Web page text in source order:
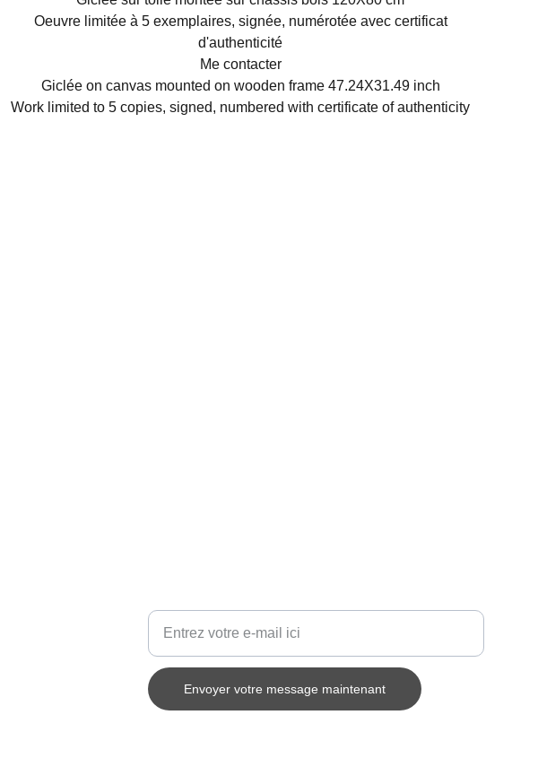
Oeuvre limitée à 5 exemplaires, signée, numérotée avec certificat
d'authenticité
Me contacter
Giclée on canvas mounted on wooden frame 47.24X31.49 inch
Work limited to 5 copies, signed, numbered with certificate of authenticity
Envoyer votre message maintenant